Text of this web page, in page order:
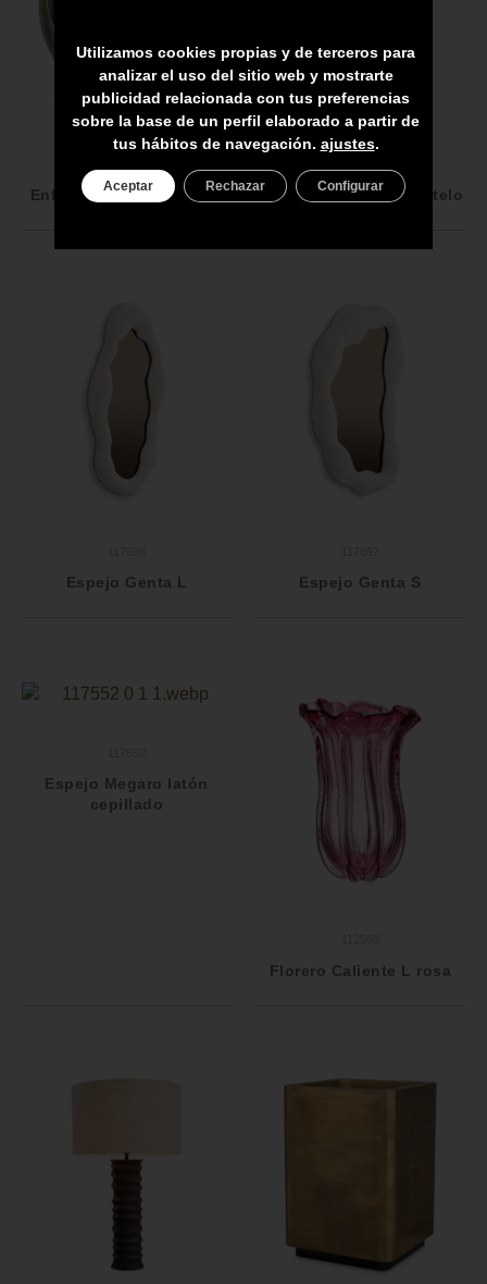
Enfriador de vino Leung Espejo cuadrado de Otelo
Espejo Genta L Espejo Genta S
Espejo Megaro latón
cepillado
Florero Caliente L rosa
Utilizamos cookies propias y de terceros para
analizar el uso del sitio web y mostrarte
publicidad relacionada con tus preferencias
sobre la base de un perfil elaborado a partir de
tus hábitos de navegación. ajustes.
Aceptar Rechazar Configurar